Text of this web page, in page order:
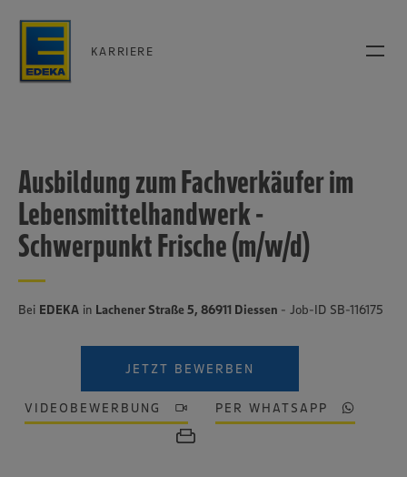
KARRIERE
Ausbildung zum Fachverkäufer im
Lebensmittelhandwerk -
Schwerpunkt Frische (m/w/d)
Bei EDEKA in Lachener Straße 5, 86911 Diessen - Job-ID SB-116175
JETZT BEWERBEN
VIDEOBEWERBUNG PER WHATSAPP